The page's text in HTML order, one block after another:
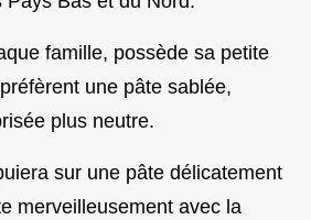
famille, possède sa petite
une pâte sablée,
plus neutre.
sur une pâte délicatement
merveilleusement avec la